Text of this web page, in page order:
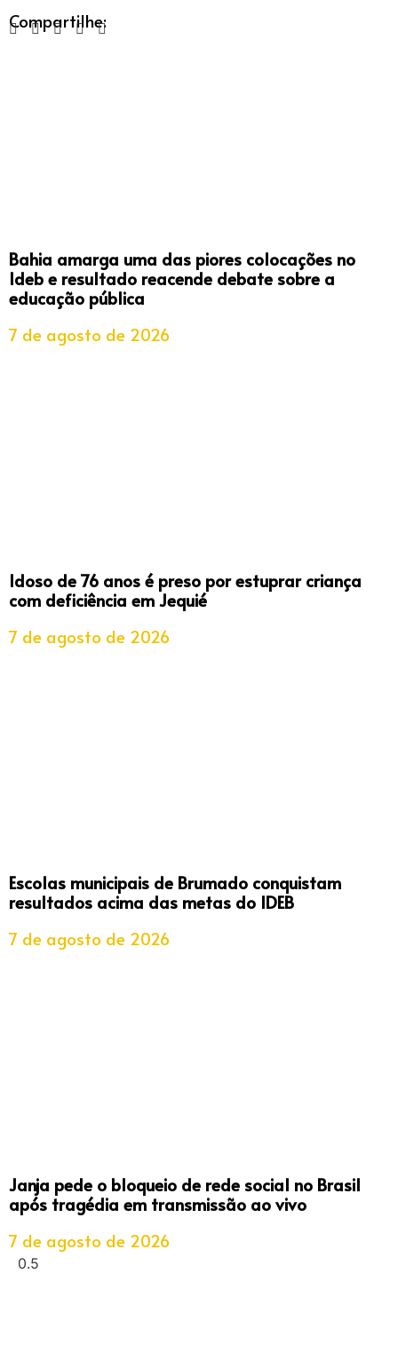
Compartilhe:
Bahia amarga uma das piores colocações no
Ideb e resultado reacende debate sobre a
educação pública
7 de agosto de 2026
Idoso de 76 anos é preso por estuprar criança
com deficiência em Jequié
7 de agosto de 2026
Escolas municipais de Brumado conquistam
resultados acima das metas do IDEB
7 de agosto de 2026
Janja pede o bloqueio de rede social no Brasil
após tragédia em transmissão ao vivo
7 de agosto de 2026